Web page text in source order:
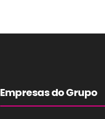
Empresas do Grupo